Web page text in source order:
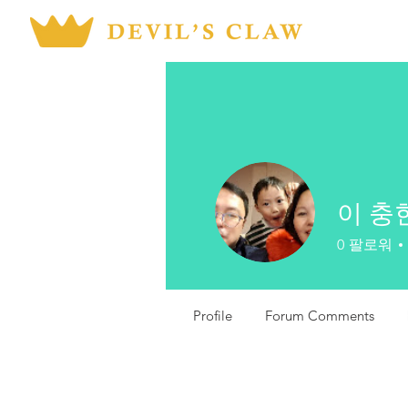
이 충
0 팔로워
Profile Forum Comments